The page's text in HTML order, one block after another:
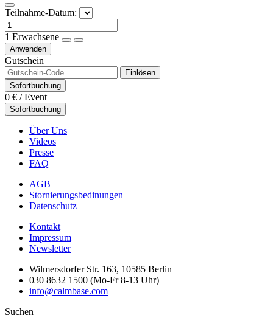
Teilnahme-Datum:
1 Erwachsene
Anwenden
Gutschein
Einlösen
Sofortbuchung
0 € / Event
Sofortbuchung
Über Uns
Videos
Presse
FAQ
AGB
Stornierungsbedinungen
Datenschutz
Kontakt
Impressum
Newsletter
Wilmersdorfer Str. 163, 10585 Berlin
030 8632 1500 (Mo-Fr 8-13 Uhr)
info@calmbase.com
Suchen